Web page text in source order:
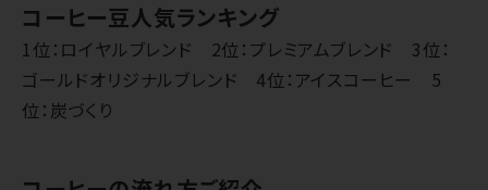
コーヒー豆人気ランキング
1位：ロイヤルブレンド 2位：プレミアムブレンド 3位：
ゴールドオリジナルブレンド 4位：アイスコーヒー 5
位：炭づくり